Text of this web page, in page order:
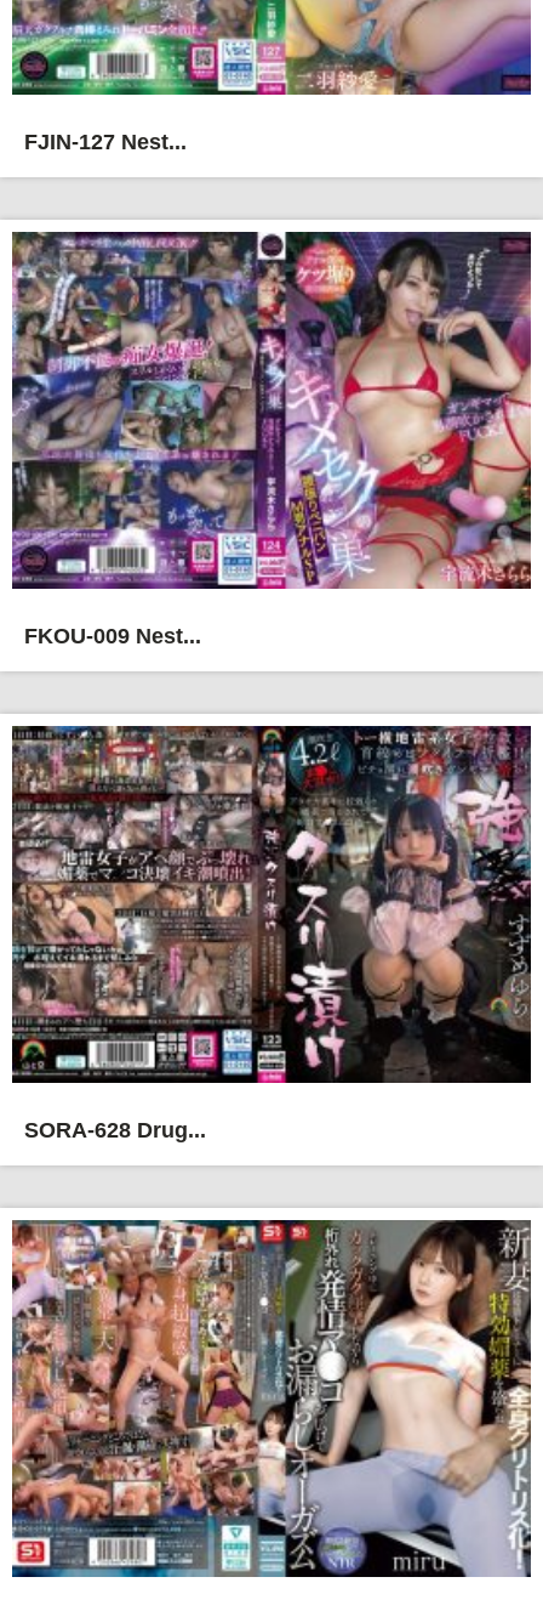
FJIN-127 Nest...
FKOU-009 Nest...
SORA-628 Drug...